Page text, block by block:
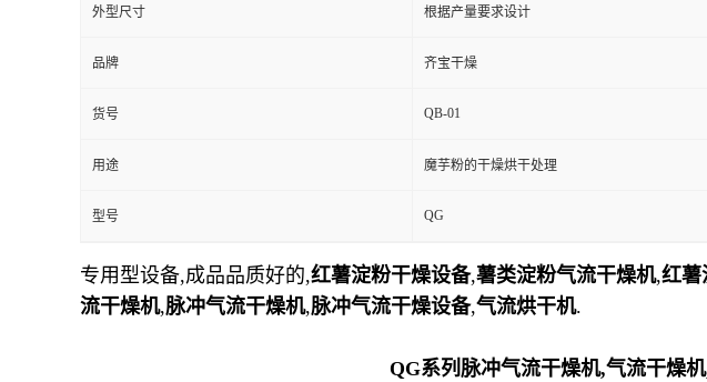
外型尺寸 根据产量要求设计
品牌 齐宝干燥
货号 QB-01
用途 魔芋粉的干燥烘干处理
型号 QG
专用型设备,成品品质好的,红薯淀粉干燥设备,薯类淀粉气流干燥机,红薯
流干燥机,脉冲气流干燥机,脉冲气流干燥设备,气流烘干机.
QG系列脉冲气流干燥机,气流干燥